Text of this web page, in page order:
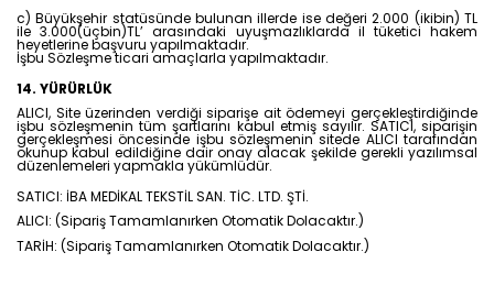
c) Büyükşehir statüsünde bulunan illerde ise değeri 2.000 (ikibin) TL
ile 3.000(üçbin)TL’ arasındaki uyuşmazlıklarda il tüketici hakem
heyetlerine başvuru yapılmaktadır.
İşbu Sözleşme ticari amaçlarla yapılmaktadır.
14. YÜRÜRLÜK
ALICI, Site üzerinden verdiği siparişe ait ödemeyi gerçekleştirdiğinde
işbu sözleşmenin tüm şartlarını kabul etmiş sayılır. SATICI, siparişin
gerçekleşmesi öncesinde işbu sözleşmenin sitede ALICI tarafından
okunup kabul edildiğine dair onay alacak şekilde gerekli yazılımsal
düzenlemeleri yapmakla yükümlüdür.
SATICI: İBA MEDİKAL TEKSTİL SAN. TİC. LTD. ŞTİ.
ALICI: (Sipariş Tamamlanırken Otomatik Dolacaktır.)
TARİH: (Sipariş Tamamlanırken Otomatik Dolacaktır.)